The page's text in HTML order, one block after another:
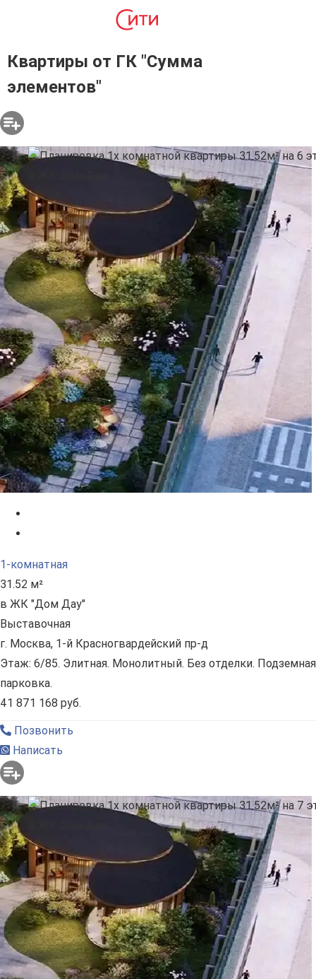
Квартиры от ГК "Сумма
элементов"
1-комнатная
31.52 м²
в ЖК "Дом Дау"
Выставочная
г. Москва, 1-й Красногвардейский пр-д
Этаж: 6/85. Элитная. Монолитный. Без отделки. Подземная
парковка.
41 871 168 руб.
Позвонить
Написать